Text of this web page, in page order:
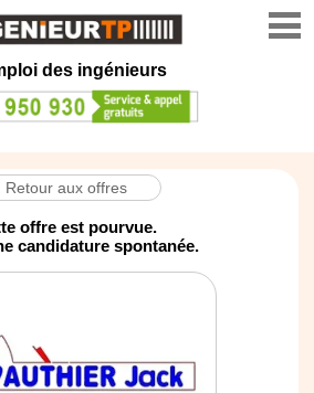
des ingénieurs
Retour aux offres
offre est pourvue.
candidature spontanée.